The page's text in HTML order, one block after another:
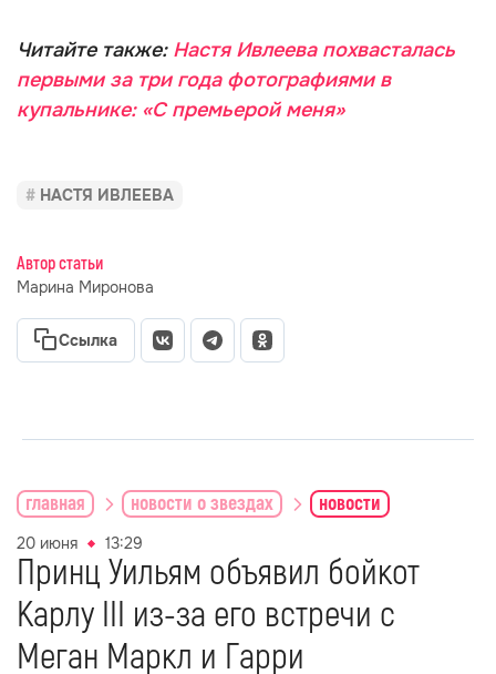
Читайте также: Настя Ивлеева похвасталась
первыми за три года фотографиями в
купальнике: «С премьерой меня»
НАСТЯ ИВЛЕЕВА
Автор статьи
Марина Миронова
Ссылка
главная новости о звездах новости
20 июня 13:29
Принц Уильям объявил бойкот
Карлу III из-за его встречи с
Меган Маркл и Гарри